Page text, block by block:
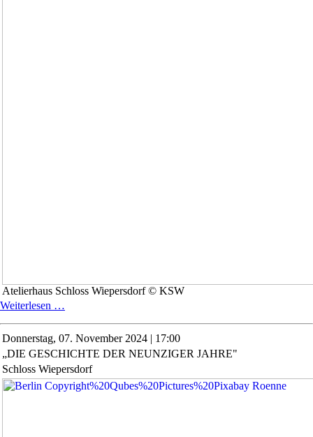
Atelierhaus Schloss Wiepersdorf © KSW
Weiterlesen …
Donnerstag, 07. November 2024 | 17:00
„DIE GESCHICHTE DER NEUNZIGER JAHRE"
Schloss Wiepersdorf